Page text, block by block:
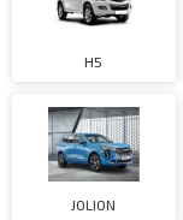
H5
JOLION